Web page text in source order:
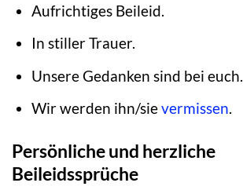
Aufrichtiges Beileid.
In stiller Trauer.
Unsere Gedanken sind bei euch.
Wir werden ihn/sievermissen.
Persönliche und herzliche
Beileidssprüche